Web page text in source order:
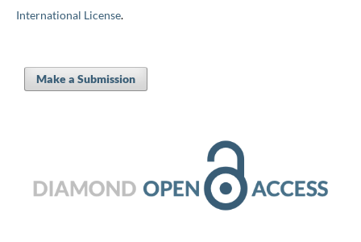
International License.
Make a Submission